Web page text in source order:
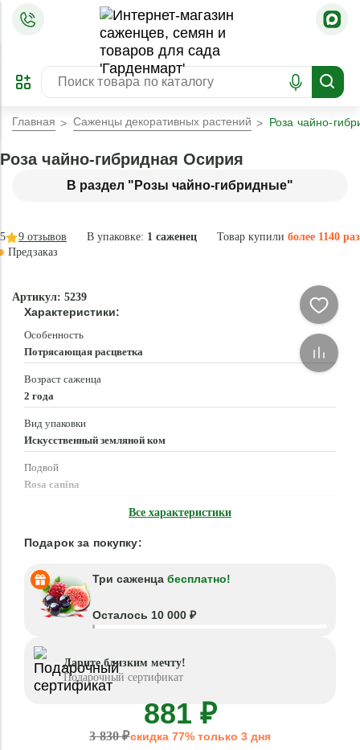
ПРЕДЗАКАЗ
ЗАБРОНИРОВАТЬ
ЛУЧШЕЕ
Главная Саженцы декоративных растений Роза чайно-
В раздел "Розы чайно-гибридные"
Роза чайно-гибридная Осирия
В упаковке: 1 саженец Товар купили более 1140 раз
5 9 отзывов
Предзаказ
Артикул: 5239
Характеристики:
Особенность
Потрясающая расцветка
Возраст саженца
2 года
Вид упаковки
Искусственный земляной ком
Подвой
Rosa canina
Все характеристики
Подарок за покупку:
Три саженца бесплатно!
Осталось 10 000 ₽
Дарите близким мечту!
Подарочный сертификат
881 ₽
3 830 ₽скидка 77% только 3 дня